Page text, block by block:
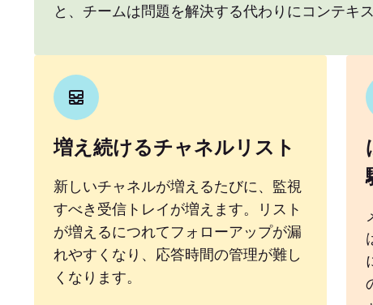
と、チームは問題を解決する代わりにコンテキ
増え続けるチャネルリスト
新しいチャネルが増えるたびに、監視
すべき受信トレイが増えます。リスト
が増えるにつれてフォローアップが漏
れやすくなり、応答時間の管理が難し
くなります。